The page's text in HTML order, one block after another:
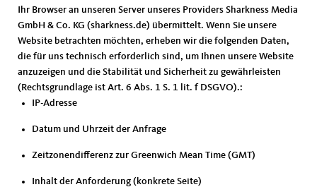
Ihr Browser an unseren Server unseres Providers Sharkness Media
GmbH & Co. KG (sharkness.de) übermittelt. Wenn Sie unsere
Website betrachten möchten, erheben wir die folgenden Daten,
die für uns technisch erforderlich sind, um Ihnen unsere Website
anzuzeigen und die Stabilität und Sicherheit zu gewährleisten
(Rechtsgrundlage ist Art. 6 Abs. 1 S. 1 lit. f DSGVO).:
IP-Adresse
Datum und Uhrzeit der Anfrage
Zeitzonendifferenz zur Greenwich Mean Time (GMT)
Inhalt der Anforderung (konkrete Seite)